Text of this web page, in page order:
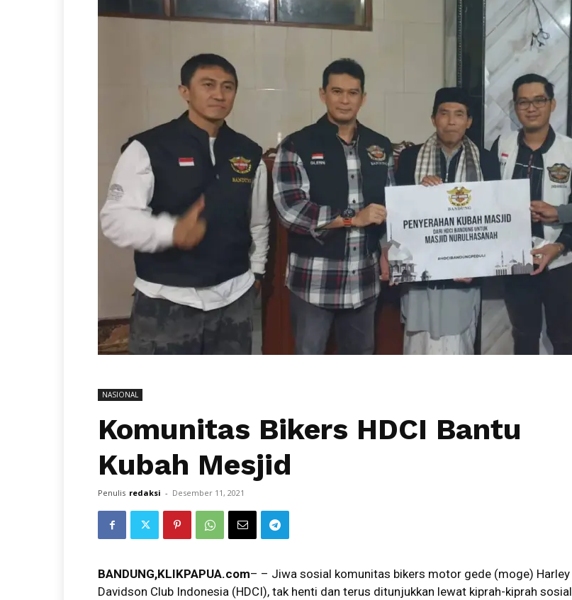
NASIONAL
Komunitas Bikers HDCI Bantu
Kubah Mesjid
Penulis redaksi - Desember 11, 2021
BANDUNG,KLIKPAPUA.com– – Jiwa sosial komunitas bikers motor gede (moge) Harley
Davidson Club Indonesia (HDCI), tak henti dan terus ditunjukkan lewat kiprah-kiprah sosial